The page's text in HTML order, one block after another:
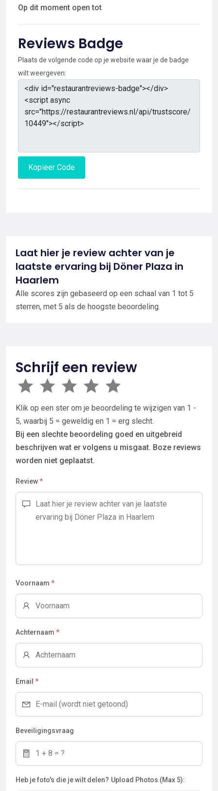
Op dit moment open tot
Reviews Badge
Plaats de volgende code op je website waar je de badge
wilt weergeven:
Kopieer Code
Laat hier je review achter van je
laatste ervaring bij Döner Plaza in
Haarlem
Alle scores zijn gebaseerd op een schaal van 1 tot 5
sterren, met 5 als de hoogste beoordeling.
Schrijf een review
Klik op een ster om je beoordeling te wijzigen van 1 -
5, waarbij 5 = geweldig en 1 = erg slecht.
Bij een slechte beoordeling goed en uitgebreid
beschrijven wat er volgens u misgaat. Boze reviews
worden niet geplaatst.
Review*
Voornaam *
Achternaam *
Email *
Beveiligingsvraag
Heb je foto's die je wilt delen? Upload Photos (Max 5):